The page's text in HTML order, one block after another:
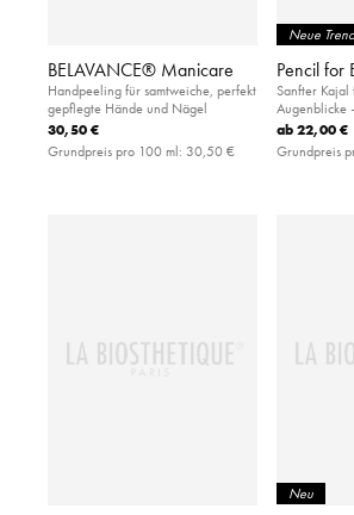
BELAVANCE® Manicare
Handpeeling für samtweiche, perfekt
gepflegte Hände und Nägel
30,50 €
Grundpreis pro 100 ml: 30,50 €
Neue
Pencil for
Sanfter
Augenblicke
ab22,00 €
Grundpreis
Neu